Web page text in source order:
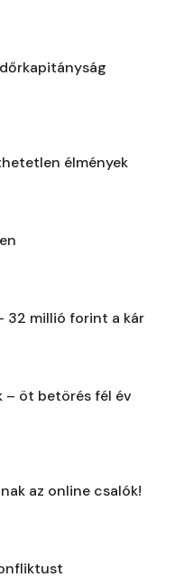
élmények
32 millió forint a kár
– öt betörés fél év
az online csalók!